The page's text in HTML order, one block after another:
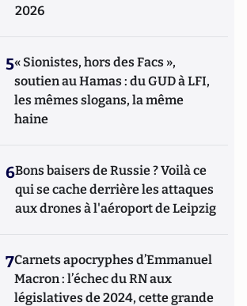
2026
5« Sionistes, hors des Facs »,
soutien au Hamas : du GUD à LFI,
les mêmes slogans, la même
haine
6Bons baisers de Russie ? Voilà ce
qui se cache derrière les attaques
aux drones à l'aéroport de Leipzig
7Carnets apocryphes d’Emmanuel
Macron : l’échec du RN aux
législatives de 2024, cette grande